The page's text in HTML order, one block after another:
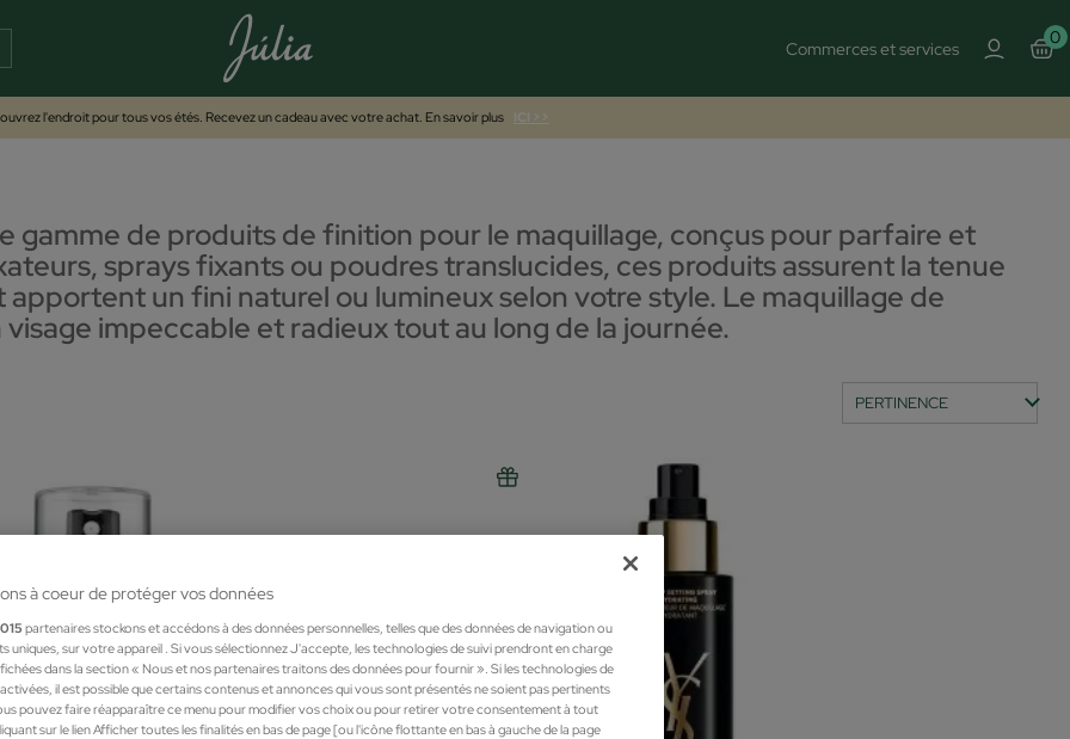
Commerces et services
0
l'endroit pour tous vos étés. Recevez un cadeau avec votre achat. En savoir plus ICI >>
gamme de produits de finition pour le maquillage, conçus pour parfaire et
sprays fixants ou poudres translucides, ces produits assurent la tenue
un fini naturel ou lumineux selon votre style. Le maquillage de
impeccable et radieux tout au long de la journée.
à coeur de protéger vos données
partenaires stockons et accédons à des données personnelles, telles que des données de navigation ou
uniques, sur votre appareil . Si vous sélectionnez J'accepte, les technologies de suivi prendront en charge
dans la section « Nous et nos partenaires traitons des données pour fournir ». Si les technologies de
il est possible que certains contenus et annonces qui vous sont présentés ne soient pas pertinents
pouvez faire réapparaître ce menu pour modifier vos choix ou pour retirer votre consentement à tout
sur le lien Afficher toutes les finalités en bas de page [ou l'icône flottante en bas à gauche de la page